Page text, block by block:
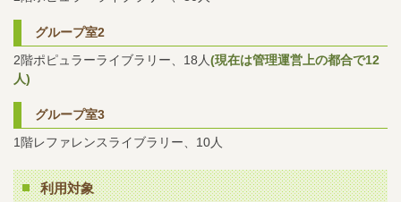
グループ室2
2階ポピュラーライブラリー、18人(現在は管理運営上の都合で12
人)
グループ室3
1階レファレンスライブラリー、10人
利用対象